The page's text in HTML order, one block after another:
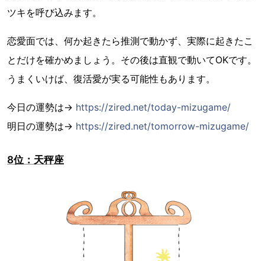
ツキを呼び込みます。
恋愛面では、何か起きたら推測で動かず、実際に起きたこ
とだけを確かめましょう。その後は直観で動いてOKです。
うまくいけば、復活愛が実る可能性もあります。
今日の運勢は→ https://zired.net/today-mizugame/
明日の運勢は→ https://zired.net/tomorrow-mizugame/
8位：天秤座